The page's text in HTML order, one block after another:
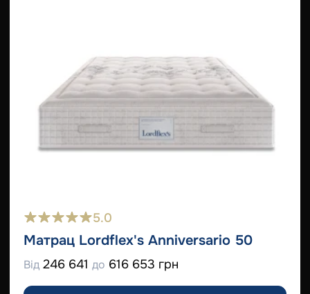
5.0
Матрац Lordflex's Anniversario 50
Від 246 641 до 616 653 грн